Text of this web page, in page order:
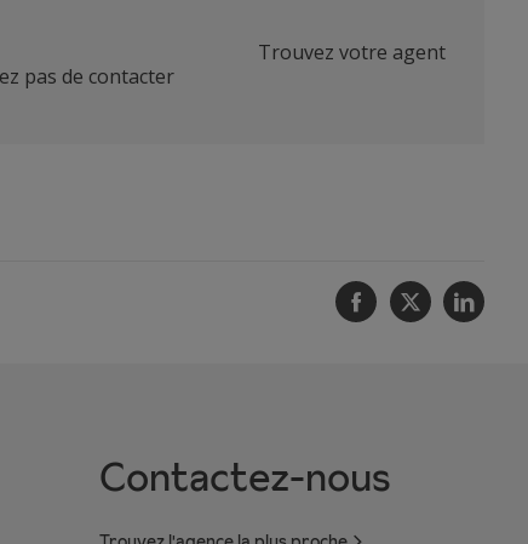
pas de contacter
Trouvez votre agent
Facebook
Twitter
Contactez-nous